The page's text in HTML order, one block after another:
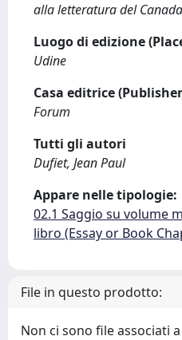
alla letteratura del Canada
Luogo di edizione
Udine
Casa editrice
Forum
Tutti gli autori
Dufiet, Jean Paul
Appare nelle tipologie:
02.1 Saggio su volume
libro (Essay or Book
File in questo prodotto:
Non ci sono file associati